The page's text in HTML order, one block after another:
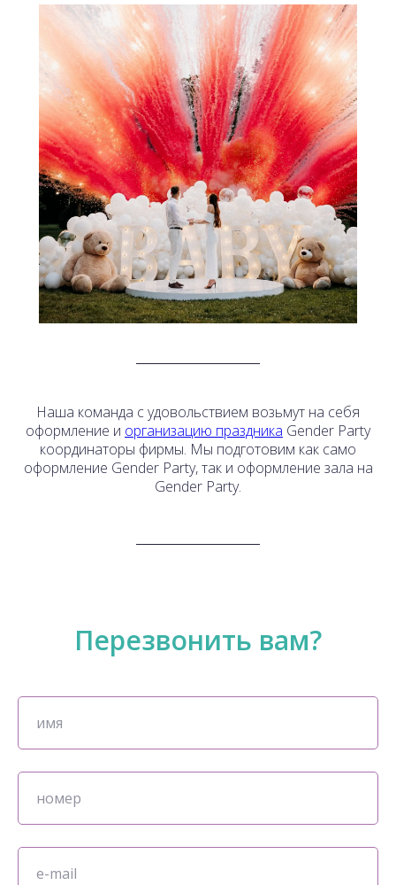
Наша команда с удовольствием возьмут на себя
оформление и организацию праздника Gender Party
координаторы фирмы. Мы подготовим как само
оформление Gender Party, так и оформление зала на
Gender Party.
Перезвонить вам?